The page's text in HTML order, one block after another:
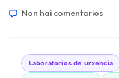
Non hai comentarios
Laboratorios de urxencia